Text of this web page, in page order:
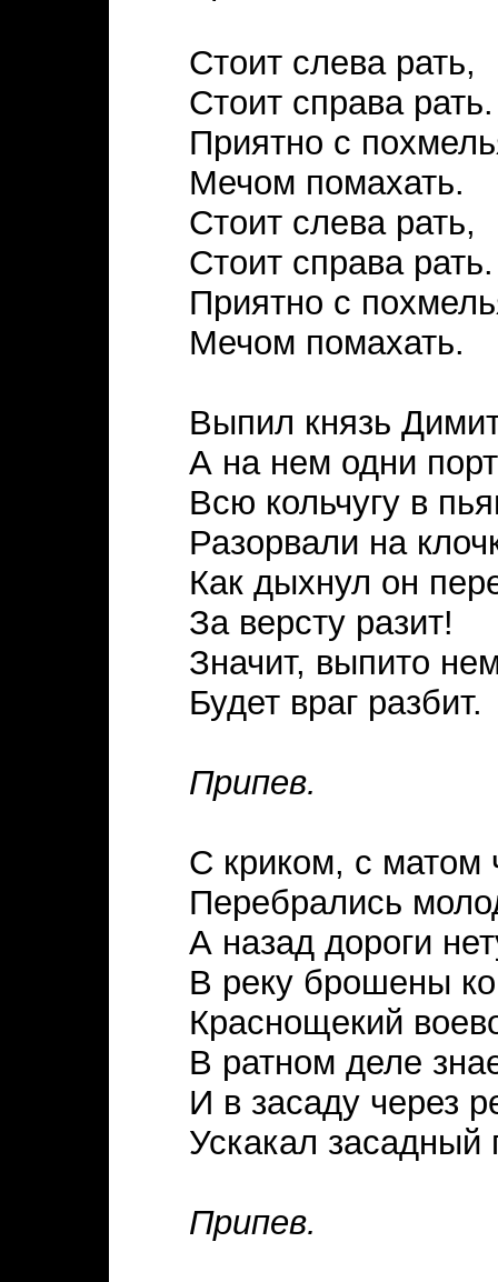
Стоит слева рать,
Стоит справа рать.
Приятно с
Мечом помахать.
Стоит слева рать,
Стоит справа рать.
Приятно с
Мечом помахать.
Выпил князь
А на нем одни
Всю кольчугу в
Разорвали на
Как дыхнул он
За версту разит!
Значит, выпито
Будет враг разбит.
Припев.
С криком, с матом
Перебрались
А назад дороги
В реку брошены
Краснощекий
В ратном деле
И в засаду через
Ускакал засадный
Припев.